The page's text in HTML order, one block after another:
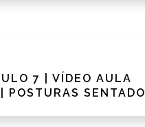
7 | VÍDEO AULA
POSTURAS SENTADO